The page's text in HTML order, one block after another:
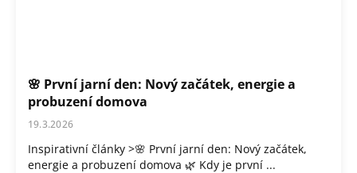
🌸 První jarní den: Nový začátek, energie a
probuzení domova
19.3.2026
Inspirativní články >🌸 První jarní den: Nový začátek,
energie a probuzení domova 🌿 Kdy je první ...